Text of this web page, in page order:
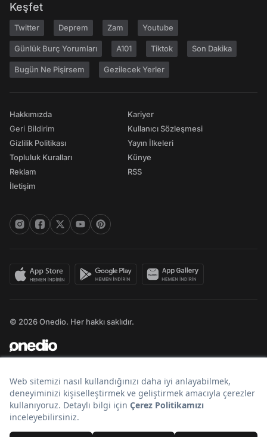
Keşfet
Twitter Deprem Zam Youtube
Günlük Burç Yorumları A101 Tiktok Son Dakika
Bugün Ne Pişirsem Gezilecek Yerler
Hakkımızda
Geri Bildirim
Gizlilik Politikası
Topluluk Kuralları
Reklam
İletişim
Kariyer
Kullanıcı Sözleşmesi
Yayın İlkeleri
Künye
RSS
© 2026 Onedio. Her hakkı saklıdır.
Bir markasıdır.